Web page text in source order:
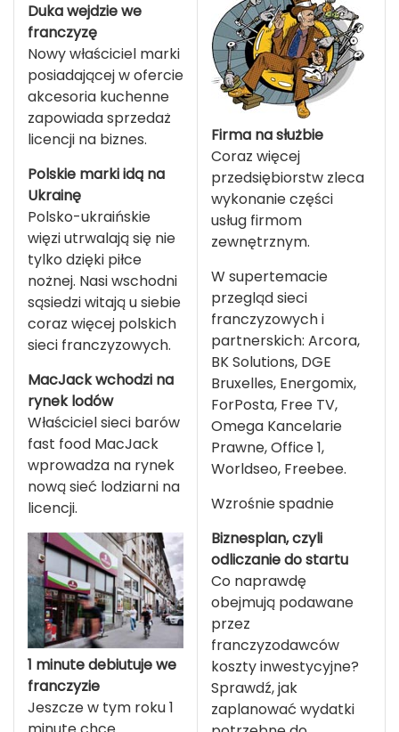
Duka wejdzie we
franczyzę
Nowy właściciel marki
posiadającej w ofercie
akcesoria kuchenne
zapowiada sprzedaż
licencji na biznes.
Polskie marki idą na
Ukrainę
Polsko-ukraińskie
więzi utrwalają się nie
tylko dzięki piłce
nożnej. Nasi wschodni
sąsiedzi witają u siebie
coraz więcej polskich
sieci franczyzowych.
MacJack wchodzi na
rynek lodów
Właściciel sieci barów
fast food MacJack
wprowadza na rynek
nową sieć lodziarni na
licencji.
1 minute debiutuje we
franczyzie
Jeszcze w tym roku 1
Firma na służbie
Coraz więcej
przedsiębiorstw zleca
wykonanie części
usług firmom
zewnętrznym.
W supertemacie
przegląd sieci
franczyzowych i
partnerskich: Arcora,
BK Solutions, DGE
Bruxelles, Energomix,
ForPosta, Free TV,
Omega Kancelarie
Prawne, Office 1,
Worldseo, Freebee.
Wzrośnie spadnie
Biznesplan, czyli
odliczanie do startu
Co naprawdę
obejmują podawane
przez
franczyzodawców
koszty inwestycyjne?
Sprawdź, jak
zaplanować wydatki